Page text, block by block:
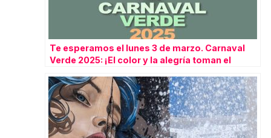
Te esperamos el lunes 3 de marzo. Carnaval
Verde 2025: ¡El color y la alegría toman el